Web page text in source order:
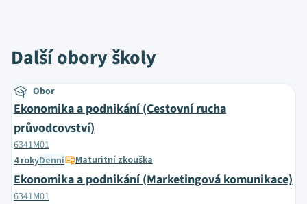
Další obory školy
Obor
Ekonomika a podnikání (Cestovní rucha
průvodcovství)
6341M01
4 rokyDenní Maturitní zkouška
Ekonomika a podnikání (Marketingová komunikace)
6341M01